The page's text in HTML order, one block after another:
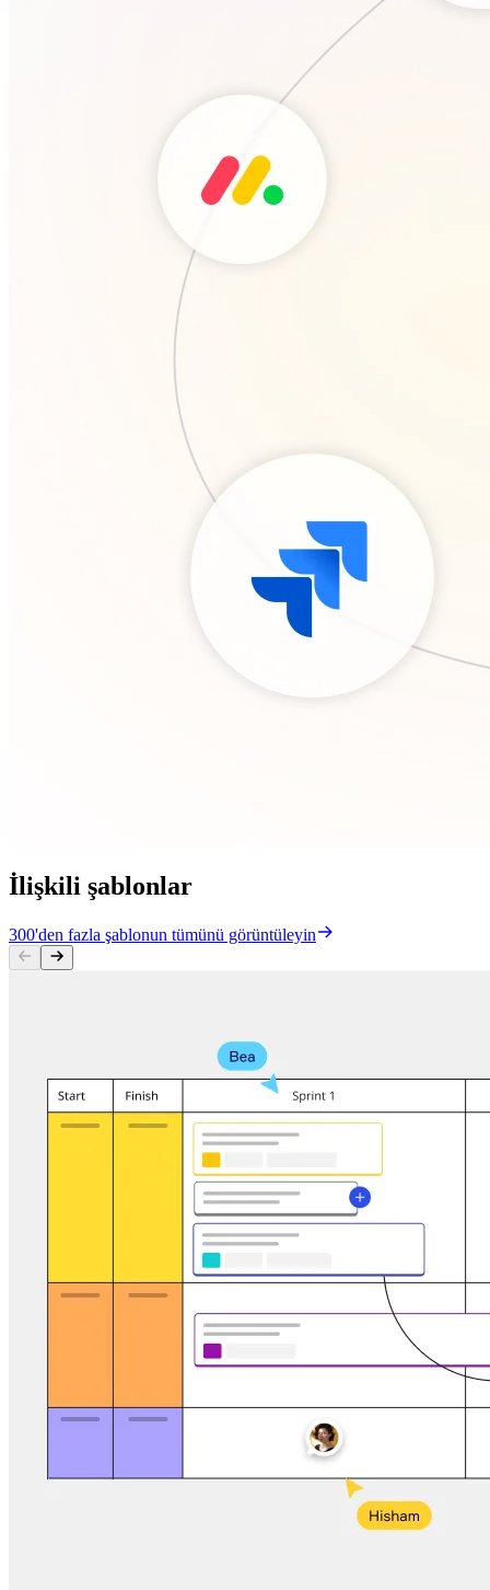
İlişkili şablonlar
300'den fazla şablonun tümünü görüntüleyin